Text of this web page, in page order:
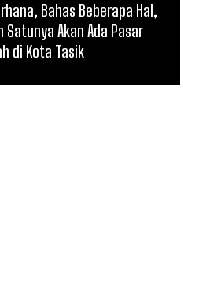
Bahas Beberapa Hal,
Satunya Akan Ada Pasar
di Kota Tasik